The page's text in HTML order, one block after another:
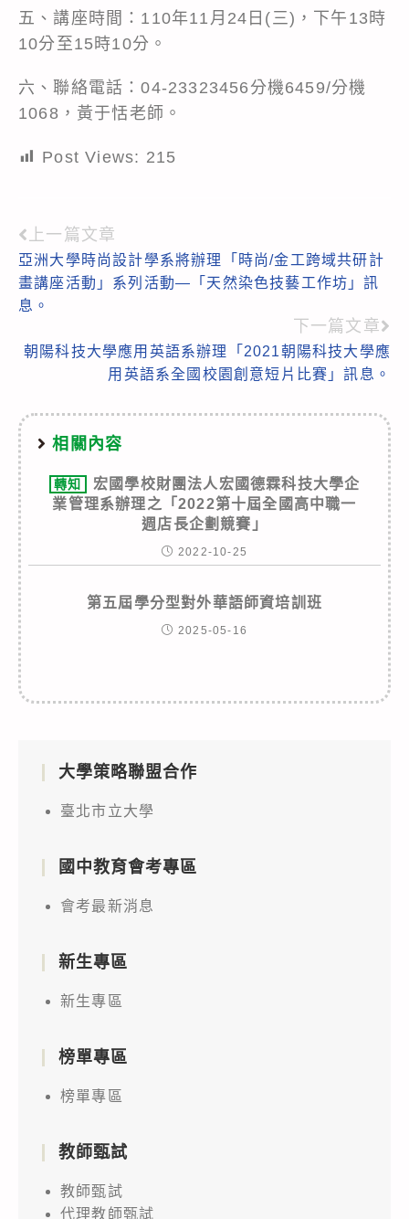
五、講座時間：110年11月24日(三)，下午13時
10分至15時10分。
六、聯絡電話：04-23323456分機6459/分機
1068，黃于恬老師。
Post Views: 215
Read
more
articles
上一篇文章
亞洲大學時尚設計學系將辦理「時尚/金工跨域共研計
畫講座活動」系列活動—「天然染色技藝工作坊」訊
息。
下一篇文章
朝陽科技大學應用英語系辦理「2021朝陽科技大學應
用英語系全國校園創意短片比賽」訊息。
相關內容
轉知
宏國學校財團法人宏國德霖科技大學企
業管理系辦理之「2022第十屆全國高中職一
週店長企劃競賽」
2022-10-25
第五屆學分型對外華語師資培訓班
2025-05-16
大學策略聯盟合作
臺北市立大學
國中教育會考專區
會考最新消息
新生專區
新生專區
榜單專區
榜單專區
教師甄試
教師甄試
代理教師甄試